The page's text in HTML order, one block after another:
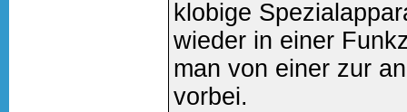
klobige
wieder in einer
man von einer zur
vorbei.